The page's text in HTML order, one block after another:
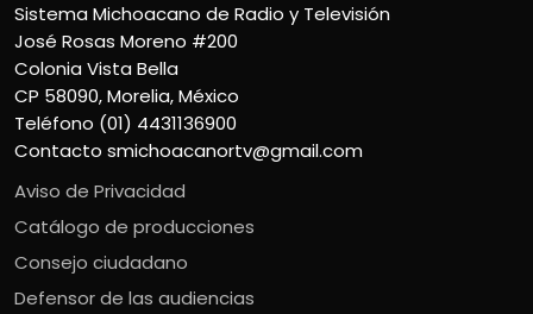
Sistema Michoacano de Radio y Televisión
José Rosas Moreno #200
Colonia Vista Bella
CP 58090, Morelia, México
Teléfono (01) 4431136900
Contacto smichoacanortv@gmail.com
Aviso de Privacidad
Catálogo de producciones
Consejo ciudadano
Defensor de las audiencias